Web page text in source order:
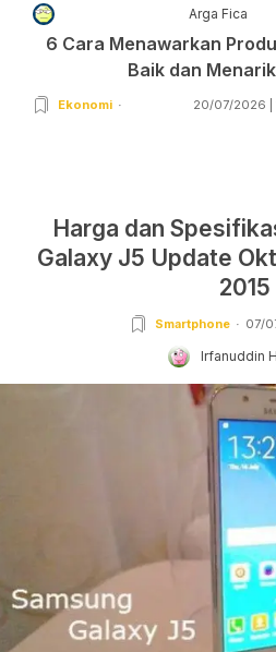
Arga Fica
6 Cara Menawarkan
Baik dan Menarik
Ekonomi 20/07/2026 |
Harga dan
Galaxy J5 Update
2015
Smartphone 07/
Irfanuddin